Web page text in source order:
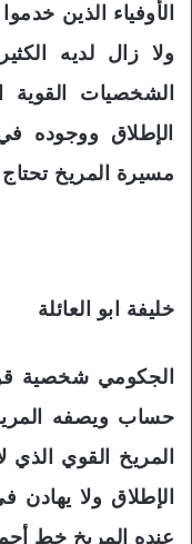
الأوفياء الذين
ولا زال لديه
الشخصيات القوية
الإطلاق ووجوده
مسيرة المريخ
خليفة ابو العائلة
الجكومي شخصية
حساب ويصفه
المريخ القوي
الإطلاق ولا
عنده المريخ خط